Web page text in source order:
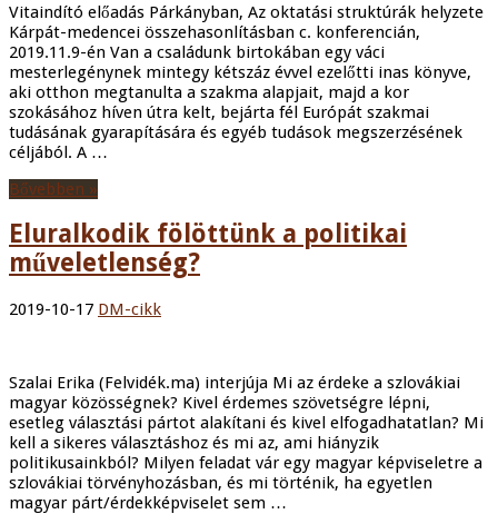
Vitaindító előadás Párkányban, Az oktatási struktúrák helyzete
Kárpát-medencei összehasonlításban c. konferencián,
2019.11.9-én Van a családunk birtokában egy váci
mesterlegénynek mintegy kétszáz évvel ezelőtti inas könyve,
aki otthon megtanulta a szakma alapjait, majd a kor
szokásához híven útra kelt, bejárta fél Európát szakmai
tudásának gyarapítására és egyéb tudások megszerzésének
céljából. A …
Bővebben »
Eluralkodik fölöttünk a politikai
műveletlenség?
2019-10-17 DM-cikk
Szalai Erika (Felvidék.ma) interjúja Mi az érdeke a szlovákiai
magyar közösségnek? Kivel érdemes szövetségre lépni,
esetleg választási pártot alakítani és kivel elfogadhatatlan? Mi
kell a sikeres választáshoz és mi az, ami hiányzik
politikusainkból? Milyen feladat vár egy magyar képviseletre a
szlovákiai törvényhozásban, és mi történik, ha egyetlen
magyar párt/érdekképviselet sem …